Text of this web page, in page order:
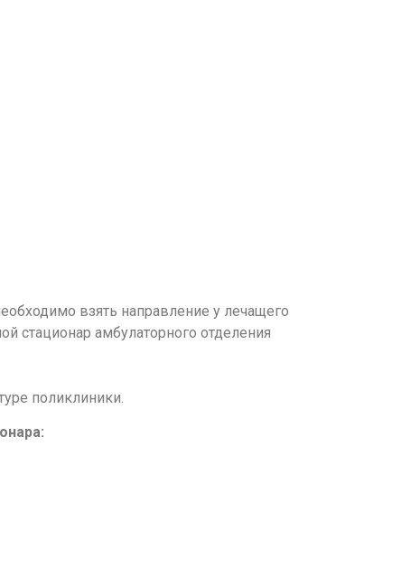
взять направление у лечащего
стационар амбулаторного отделения
поликлиники.